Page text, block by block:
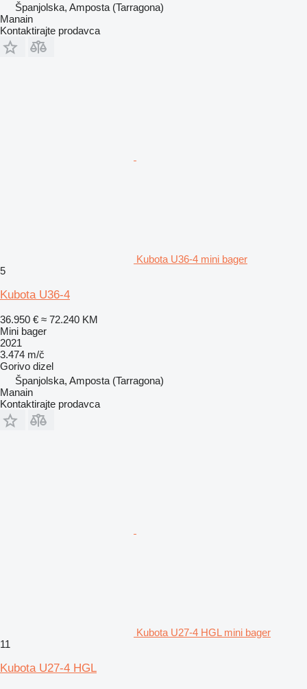
Španjolska, Amposta (Tarragona)
Manain
Kontaktirajte prodavca
Kubota U36-4 mini bager
5
Kubota U36-4
36.950 € ≈ 72.240 KM
Mini bager
2021
3.474 m/č
Gorivo dizel
Španjolska, Amposta (Tarragona)
Manain
Kontaktirajte prodavca
Kubota U27-4 HGL mini bager
11
Kubota U27-4 HGL